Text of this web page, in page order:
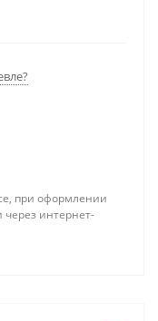
DDR5 64Gb,
при оформлении
через интернет-